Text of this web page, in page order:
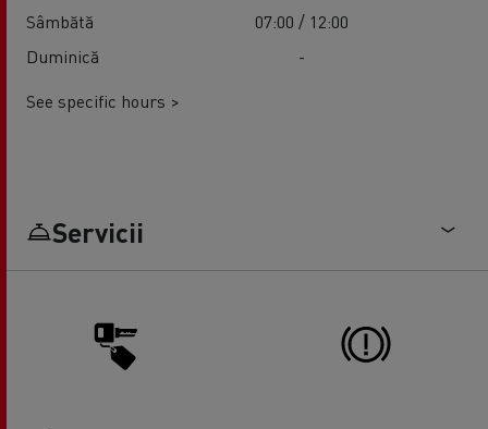
Sâmbătă
07:00 / 12:00
Duminică
-
See specific hours >
Servicii